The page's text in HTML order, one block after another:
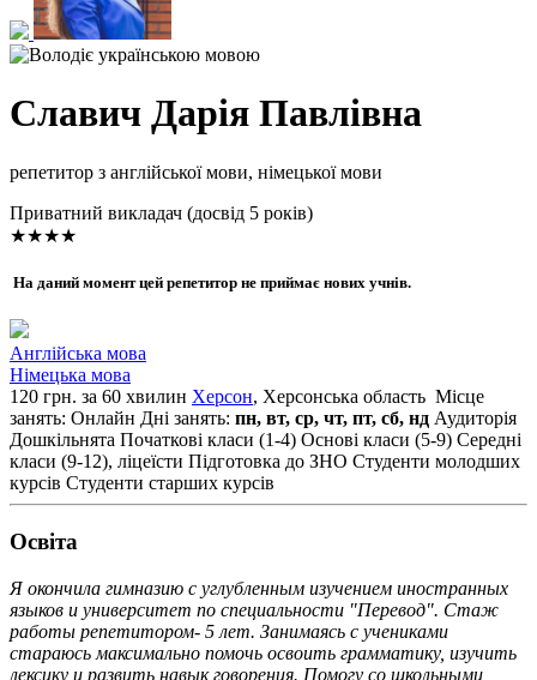
Славич Дарія Павлівна
репетитор з англійської мови, німецької мови
Приватний викладач (досвід 5 років)
★★★★
На даний момент цей репетитор не приймає нових учнів.
Англійська мова
Німецька мова
120 грн. за 60 хвилин Херсон, Херсонська область Місце
занять: Онлайн Дні занять: пн, вт, ср, чт, пт, сб, нд Аудиторія
Дошкільнята Початкові класи (1-4) Основі класи (5-9) Середні
класи (9-12), ліцеїсти Підготовка до ЗНО Студенти молодших
курсів Студенти старших курсів
Освiта
Я окончила гимназию с углубленным изучением иностранных
языков и университет по специальности "Перевод". Стаж
работы репетитором- 5 лет. Занимаясь с учениками
стараюсь максимально помочь освоить грамматику, изучить
лексику и развить навык говорения. Помогу со школьными